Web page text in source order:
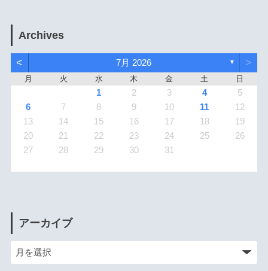
Archives
< 7月 2026 ▼ >
月 火 水 木 金 土 日
1 2 3 4
5
6
7 8 9 10 11
12
13
14 15 16 17 18
19
20
21 22 23 24 25
26
27
28 29 30 31
アーカイブ